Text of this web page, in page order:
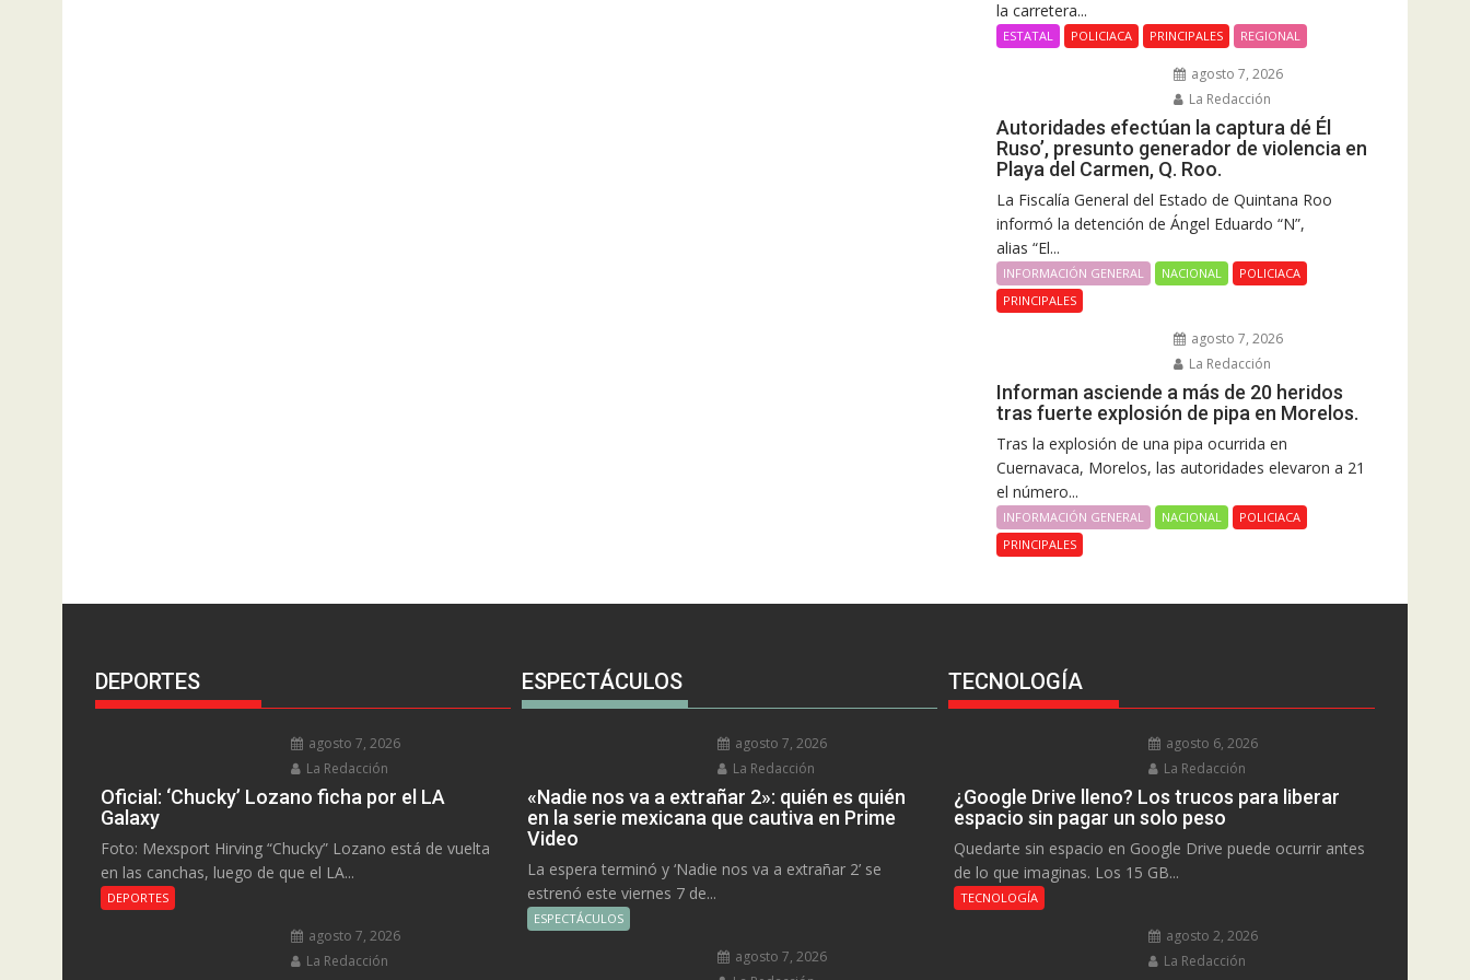
la carretera...
ESTATAL POLICIACA PRINCIPALES REGIONAL
agosto 7, 2026
La Redacción
Autoridades efectúan la captura dé Él
Ruso’, presunto generador de violencia en
Playa del Carmen, Q. Roo.
La Fiscalía General del Estado de Quintana Roo
informó la detención de Ángel Eduardo “N”,
alias “El...
INFORMACIÓN GENERAL NACIONAL
POLICIACA
PRINCIPALES
agosto 7, 2026
La Redacción
Informan asciende a más de 20 heridos
tras fuerte explosión de pipa en Morelos.
Tras la explosión de una pipa ocurrida en
Cuernavaca, Morelos, las autoridades elevaron a 21
el número...
INFORMACIÓN GENERAL NACIONAL
POLICIACA
PRINCIPALES
DEPORTES
agosto 7, 2026
La Redacción
Oficial: ‘Chucky’ Lozano ficha por el LA
Galaxy
Foto: Mexsport Hirving “Chucky” Lozano está de vuelta
en las canchas, luego de que el LA...
DEPORTES
agosto 7, 2026
La Redacción
ESPECTÁCULOS
agosto 7, 2026
La Redacción
«Nadie nos va a extrañar 2»: quién es quién
en la serie mexicana que cautiva en Prime
Video
La espera terminó y ‘Nadie nos va a extrañar 2’ se
estrenó este viernes 7 de...
ESPECTÁCULOS
agosto 7, 2026
TECNOLOGÍA
agosto 6, 2026
La Redacción
¿Google Drive lleno? Los trucos para liberar
espacio sin pagar un solo peso
Quedarte sin espacio en Google Drive puede ocurrir antes
de lo que imaginas. Los 15 GB...
TECNOLOGÍA
agosto 2, 2026
La Redacción